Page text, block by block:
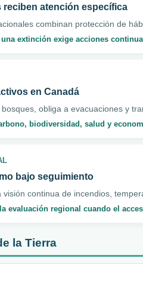
reciben atención específica
combinan protección de
extinción exige acciones
en Canadá
obliga a evacuaciones y
biodiversidad, salud y
bajo seguimiento
visión continua de incendios,
evaluación regional cuando el
la Tierra